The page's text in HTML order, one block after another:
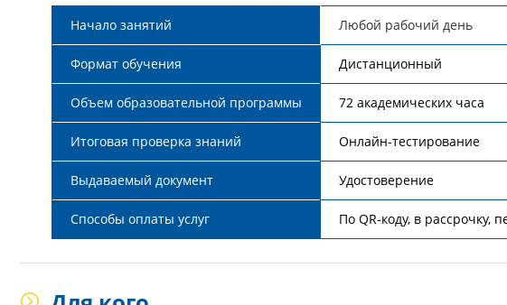
Начало занятий Любой рабочий день
Формат обучения Дистанционный
Объем образовательной программы 72 академических часа
Итоговая проверка знаний Онлайн-тестирование
Выдаваемый документ Удостоверение
Способы оплаты услуг По QR-коду, в рассрочку,